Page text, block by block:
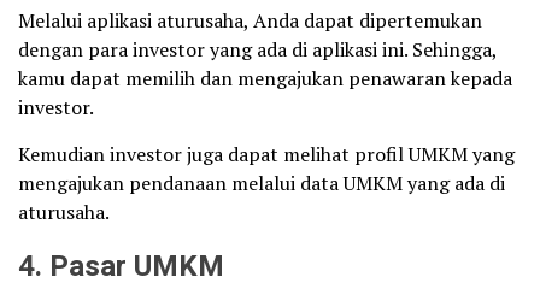
Melalui aplikasi aturusaha, Anda dapat dipertemukan
dengan para investor yang ada di aplikasi ini. Sehingga,
kamu dapat memilih dan mengajukan penawaran kepada
investor.
Kemudian investor juga dapat melihat profil UMKM yang
mengajukan pendanaan melalui data UMKM yang ada di
aturusaha.
4. Pasar UMKM